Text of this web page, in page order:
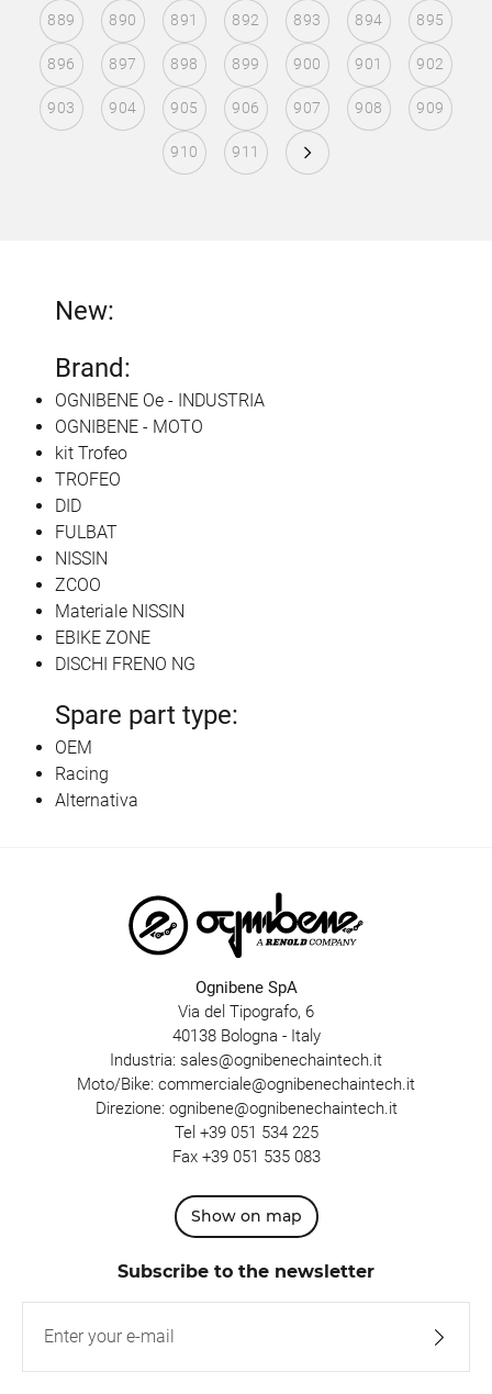
889 890 891 892 893 894 895
896 897 898 899 900 901 902
903 904 905 906 907 908 909
910 911
New:
Brand:
OGNIBENE Oe - INDUSTRIA
OGNIBENE - MOTO
kit Trofeo
TROFEO
DID
FULBAT
NISSIN
ZCOO
Materiale NISSIN
EBIKE ZONE
DISCHI FRENO NG
Spare part type:
OEM
Racing
Alternativa
Ognibene SpA
Via del Tipografo, 6
40138 Bologna - Italy
Industria: sales@ognibenechaintech.it
Moto/Bike: commerciale@ognibenechaintech.it
Direzione: ognibene@ognibenechaintech.it
Tel +39 051 534 225
Fax +39 051 535 083
Show on map
Subscribe to the newsletter